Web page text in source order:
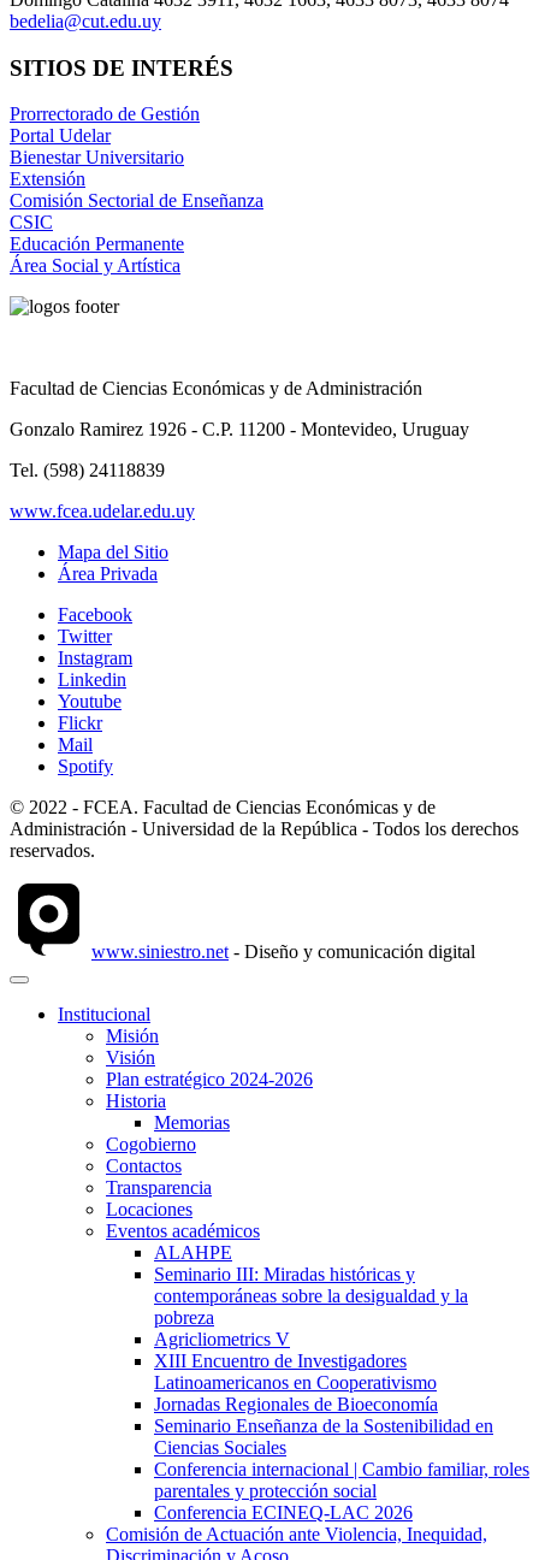
bedelia@cut.edu.uy
SITIOS DE INTERÉS
Prorrectorado de Gestión
Portal Udelar
Bienestar Universitario
Extensión
Comisión Sectorial de Enseñanza
CSIC
Educación Permanente
Área Social y Artística
Facultad de Ciencias Económicas y de Administración
Gonzalo Ramirez 1926 - C.P. 11200 - Montevideo, Uruguay
Tel. (598) 24118839
www.fcea.udelar.edu.uy
Mapa del Sitio
Área Privada
Facebook
Twitter
Instagram
Linkedin
Youtube
Flickr
Mail
Spotify
© 2022 - FCEA. Facultad de Ciencias Económicas y de
Administración - Universidad de la República - Todos los derechos
reservados.
www.siniestro.net- Diseño y comunicación digital
Institucional
Misión
Visión
Plan estratégico 2024-2026
Historia
Memorias
Cogobierno
Contactos
Transparencia
Locaciones
Eventos académicos
ALAHPE
Seminario III: Miradas históricas y
contemporáneas sobre la desigualdad y la
pobreza
Agricliometrics V
XIII Encuentro de Investigadores
Latinoamericanos en Cooperativismo
Jornadas Regionales de Bioeconomía
Seminario Enseñanza de la Sostenibilidad en
Ciencias Sociales
Conferencia internacional | Cambio familiar, roles
parentales y protección social
Conferencia ECINEQ-LAC 2026
Comisión de Actuación ante Violencia, Inequidad,